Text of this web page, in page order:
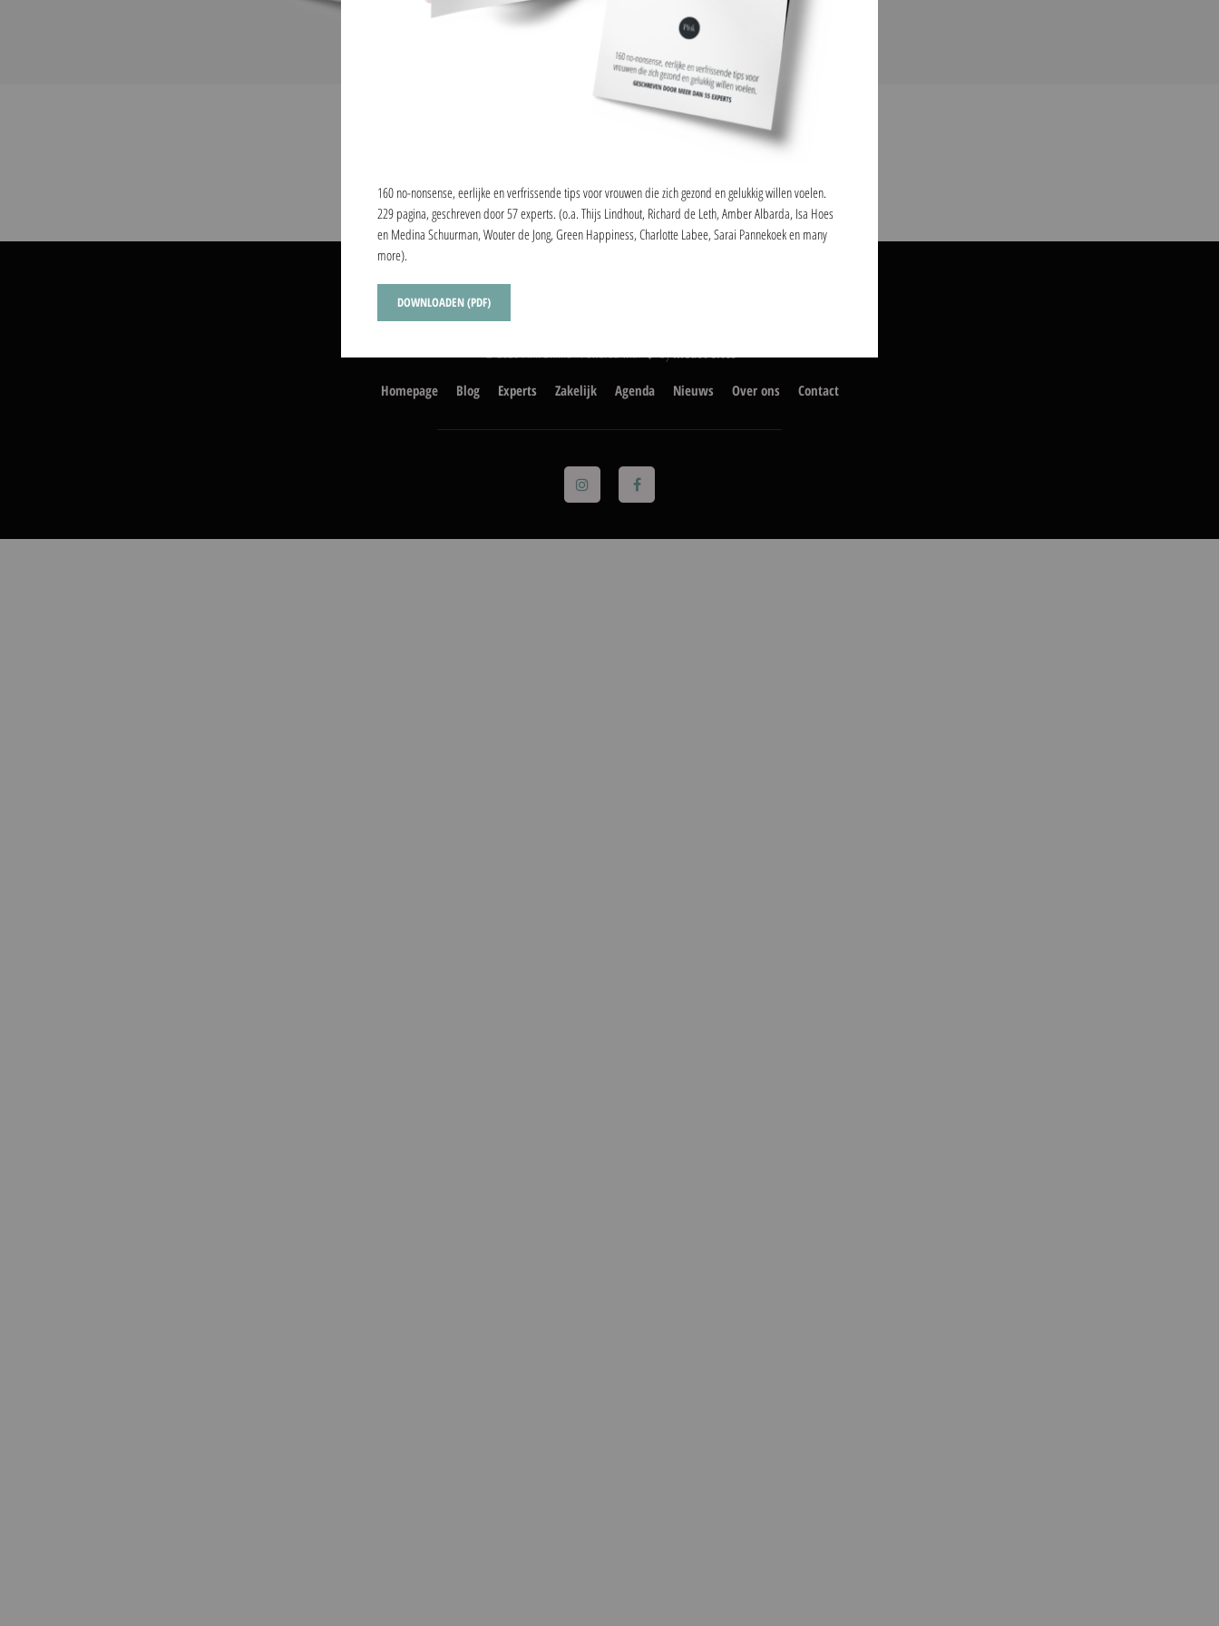
Homepage Blog Experts Zakelijk Agenda Nieuws Over ons Contact
160 no-nonsense, eerlijke en verfrissende tips voor vrouwen die zich gezond en gelukkig willen voelen.
229 pagina, geschreven door 57 experts. (o.a. Thijs Lindhout, Richard de Leth, Amber Albarda, Isa Hoes
en Medina Schuurman, Wouter de Jong, Green Happiness, Charlotte Labee, Sarai Pannekoek en many
more).
DOWNLOADEN (PDF)